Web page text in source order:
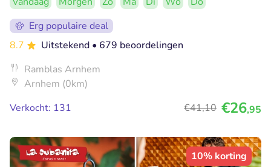
Erg populaire deal
8.7
Uitstekend • 679 beoordelingen
Ramblas Arnhem
Arnhem (0km)
Verkocht: 131
€41,10 €26,95
10% korting